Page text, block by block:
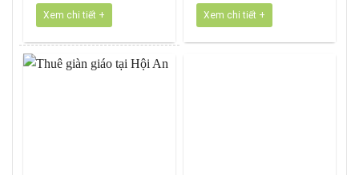
Xem chi tiết + Xem chi tiết +